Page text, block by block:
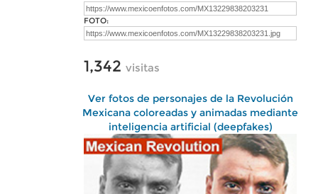
FOTO:
1,342 visitas
Ver fotos de personajes de la Revolución
Mexicana coloreadas y animadas mediante
inteligencia artificial (deepfakes)